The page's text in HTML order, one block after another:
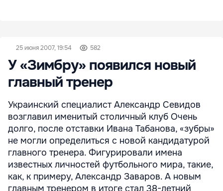
25 июня 2007, 19:54 582
У «Зимбру» появился новый
главный тренер
Украинский специалист Александр Севидов
возглавил именитый столичный клуб Очень
долго, после отставки Ивана Табанова, «зубры»
не могли определиться с новой кандидатурой
главного тренера. Фигурировали имена
известных личностей футбольного мира, такие,
как, к примеру, Александр Заваров. А новым
главным тренером в итоге стал 38-летний